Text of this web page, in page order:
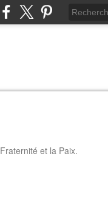
et la Paix.